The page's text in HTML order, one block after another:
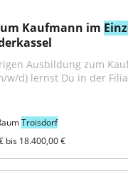
Kaufmann im
w/d) lernst Du in der
Troisdorf
bis 18.400,00 €